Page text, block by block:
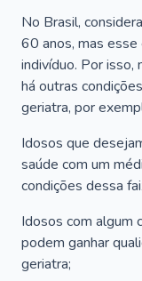
No Brasil,
60 anos, mas esse
indivíduo. Por isso,
há outras
geriatra, por
Idosos que
saúde com um
condições dessa
Idosos com algum
podem ganhar
geriatra;